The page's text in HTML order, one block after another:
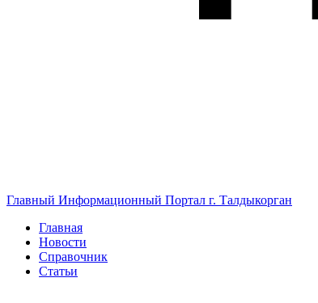
Главный Информационный Портал г. Талдыкорган
Главная
Новости
Справочник
Статьи